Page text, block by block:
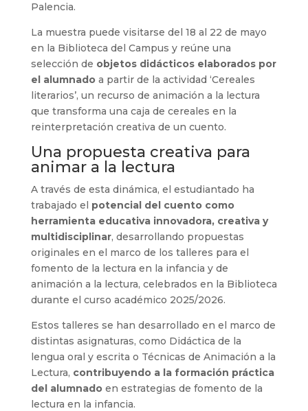
Palencia.
La muestra puede visitarse del 18 al 22 de mayo
en la Biblioteca del Campus y reúne una
selección de objetos didácticos elaborados por
el alumnadoa partir de la actividad ‘Cereales
literarios’, un recurso de animación a la lectura
que transforma una caja de cereales en la
reinterpretación creativa de un cuento.
Una propuesta creativa para
animar a la lectura
A través de esta dinámica, el estudiantado ha
trabajado el potencial del cuento como
herramienta educativa innovadora, creativa y
multidisciplinar, desarrollando propuestas
originales en el marco de los talleres para el
fomento de la lectura en la infancia y de
animación a la lectura, celebrados en la Biblioteca
durante el curso académico 2025/2026.
Estos talleres se han desarrollado en el marco de
distintas asignaturas, como Didáctica de la
lengua oral y escrita o Técnicas de Animación a la
Lectura, contribuyendo a la formación práctica
del alumnadoen estrategias de fomento de la
lectura en la infancia.